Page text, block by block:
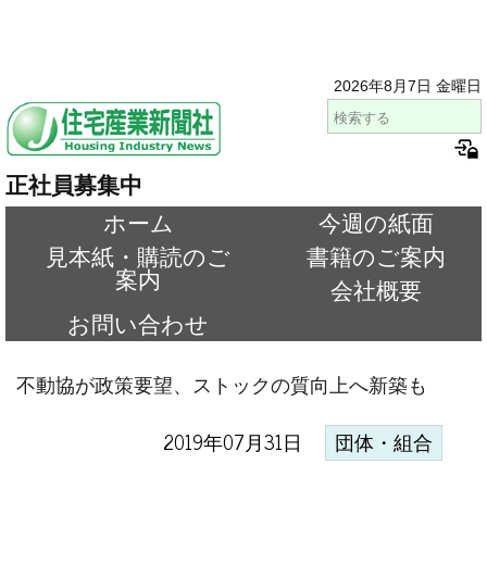
2026年8月7日 金曜日
正社員募集中
ホーム
今週の紙面
見本紙・購読のご
案内
書籍のご案内
会社概要
お問い合わせ
不動協が政策要望、ストックの質向上へ新築も
2019年07月31日 団体・組合